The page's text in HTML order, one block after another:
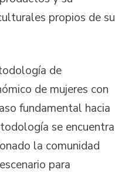
propios de su
de
de mujeres con
fundamental hacia
se encuentra
la comunidad
para